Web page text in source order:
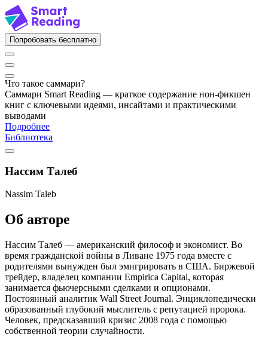
Попробовать бесплатно
Что такое саммари?
Саммари Smart Reading — краткое содержание нон-фикшен
книг с ключевыми идеями, инсайтами и практическими
выводами
Подробнее
Библиотека
Нассим Талеб
Nassim Taleb
Об авторе
Нассим Талеб — американский философ и экономист. Во
время гражданской войны в Ливане 1975 года вместе с
родителями вынужден был эмигрировать в США. Биржевой
трейдер, владелец компании Empirica Capital, которая
занимается фьючерсными сделками и опционами.
Постоянный аналитик Wall Street Journal. Энциклопедически
образованный глубокий мыслитель с репутацией пророка.
Человек, предсказавший кризис 2008 года с помощью
собственной теории случайности.